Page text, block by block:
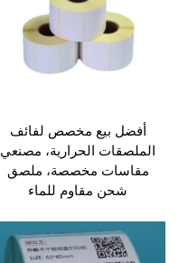
أفضل بيع مخصص لفائف
الملصقات الحرارية، مصنعي
مقاسات مخصصة، ملصق
شحن مقاوم للماء